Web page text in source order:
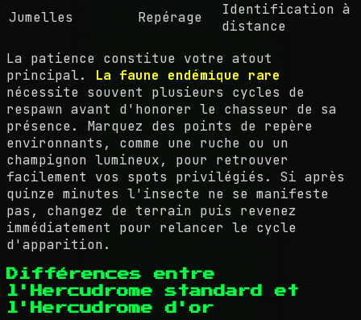
Jumelles
Repérage
Identification à
distance
La patience constitue votre atout
principal. La faune endémique rare
nécessite souvent plusieurs cycles de
respawn avant d'honorer le chasseur de sa
présence. Marquez des points de repère
environnants, comme une ruche ou un
champignon lumineux, pour retrouver
facilement vos spots privilégiés. Si après
quinze minutes l'insecte ne se manifeste
pas, changez de terrain puis revenez
immédiatement pour relancer le cycle
d'apparition.
Différences entre
l'Hercudrome standard et
l'Hercudrome d'or